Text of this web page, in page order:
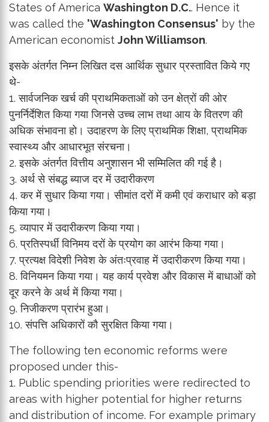
States of America Washington D.C.. Hence it
was called the 'Washington Consensus' by the
American economist John Williamson.
इसके अंतर्गत निम्न लिखित दस आर्थिक सुधार प्रस्तावित किये गए
थे-
1. सार्वजनिक खर्च की प्राथमिकताओं को उन क्षेत्रों की ओर
पुनर्निर्देशित किया गया जिनसे उच्च लाभ तथा आय के वितरण की
अधिक संभावना हो। उदाहरण के लिए प्राथमिक शिक्षा, प्राथमिक
स्वास्थ्य और आधारभूत संरचना।
2. इसके अंतर्गत वित्तीय अनुशासन भी सम्मिलित की गई है।
3. अर्थ से संबद्ध ब्याज दर में उदारीकरण
4. कर में सुधार किया गया। सीमांत दरों में कमी एवं कराधार को बड़ा
किया गया।
5. व्यापार में उदारीकरण किया गया।
6. प्रतिस्पर्धी विनिमय दरों के प्रयोग का आरंभ किया गया।
7. प्रत्यक्ष विदेशी निवेश के अंतःप्रवाह में उदारीकरण किया गया।
8. विनियमन किया गया। यह कार्य प्रवेश और विकास में बाधाओं को
दूर करने के अर्थ में किया गया।
9. निजीकरण प्रारंभ हुआ।
10. संपत्ति अधिकारों कौ सुरक्षित किया गया।
The following ten economic reforms were
proposed under this-
1. Public spending priorities were redirected to
areas with higher potential for higher returns
and distribution of income. For example primary